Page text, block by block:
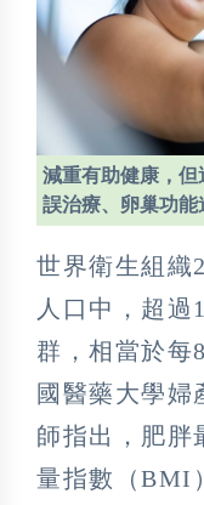
減重有助健康，
誤治療、卵巢功能
世界衛生組織
人口中，超過
群，相當於每
國醫藥大學婦
師指出，肥胖
量指數（BMI